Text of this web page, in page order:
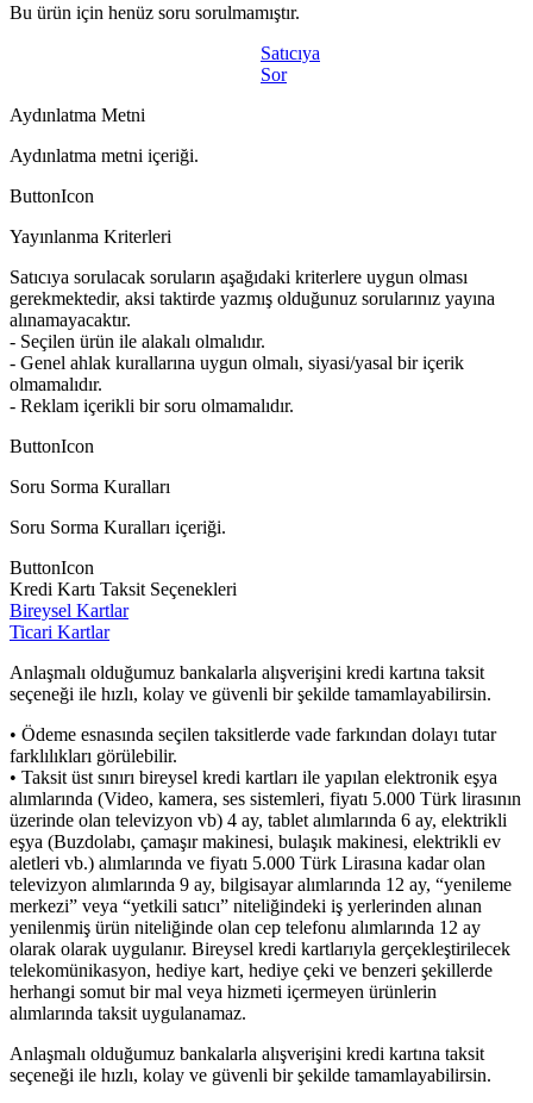
Bu ürün için henüz soru sorulmamıştır.
Satıcıya
Sor
Aydınlatma Metni
Aydınlatma metni içeriği.
ButtonIcon
Yayınlanma Kriterleri
Satıcıya sorulacak soruların aşağıdaki kriterlere uygun olması
gerekmektedir, aksi taktirde yazmış olduğunuz sorularınız yayına
alınamayacaktır.
- Seçilen ürün ile alakalı olmalıdır.
- Genel ahlak kurallarına uygun olmalı, siyasi/yasal bir içerik
olmamalıdır.
- Reklam içerikli bir soru olmamalıdır.
ButtonIcon
Soru Sorma Kuralları
Soru Sorma Kuralları içeriği.
ButtonIcon
Kredi Kartı Taksit Seçenekleri
Bireysel Kartlar
Ticari Kartlar
Anlaşmalı olduğumuz bankalarla alışverişini kredi kartına taksit
seçeneği ile hızlı, kolay ve güvenli bir şekilde tamamlayabilirsin.
• Ödeme esnasında seçilen taksitlerde vade farkından dolayı tutar
farklılıkları görülebilir.
• Taksit üst sınırı bireysel kredi kartları ile yapılan elektronik eşya
alımlarında (Video, kamera, ses sistemleri, fiyatı 5.000 Türk lirasının
üzerinde olan televizyon vb) 4 ay, tablet alımlarında 6 ay, elektrikli
eşya (Buzdolabı, çamaşır makinesi, bulaşık makinesi, elektrikli ev
aletleri vb.) alımlarında ve fiyatı 5.000 Türk Lirasına kadar olan
televizyon alımlarında 9 ay, bilgisayar alımlarında 12 ay, “yenileme
merkezi” veya “yetkili satıcı” niteliğindeki iş yerlerinden alınan
yenilenmiş ürün niteliğinde olan cep telefonu alımlarında 12 ay
olarak olarak uygulanır. Bireysel kredi kartlarıyla gerçekleştirilecek
telekomünikasyon, hediye kart, hediye çeki ve benzeri şekillerde
herhangi somut bir mal veya hizmeti içermeyen ürünlerin
alımlarında taksit uygulanamaz.
Anlaşmalı olduğumuz bankalarla alışverişini kredi kartına taksit
seçeneği ile hızlı, kolay ve güvenli bir şekilde tamamlayabilirsin.